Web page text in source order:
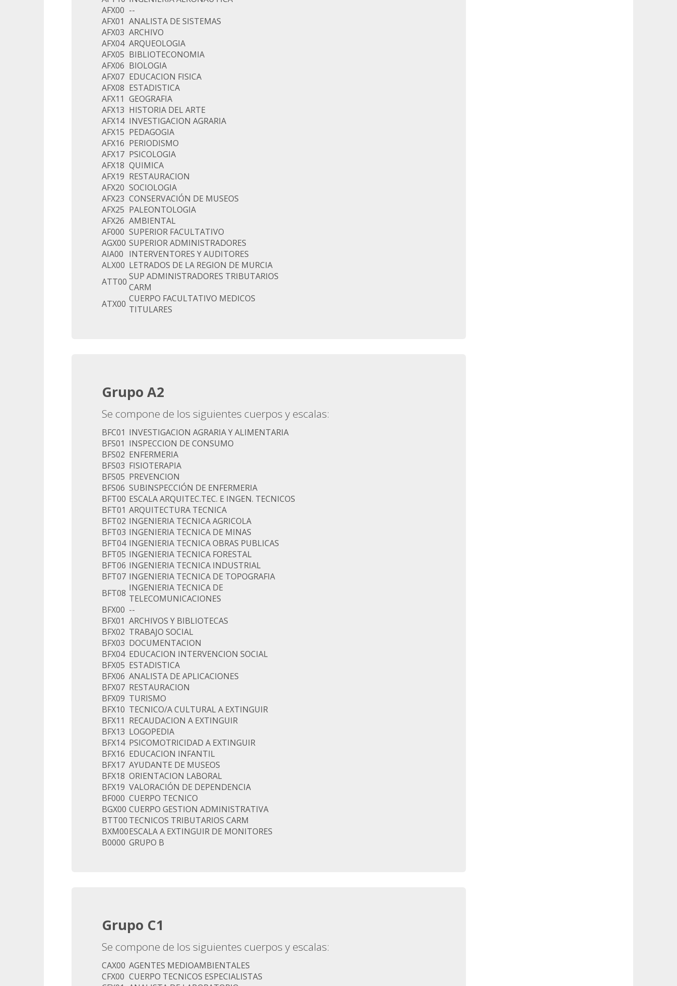
AFX00 --
AFX01 ANALISTA DE SISTEMAS
AFX03 ARCHIVO
AFX04 ARQUEOLOGIA
AFX05 BIBLIOTECONOMIA
AFX06 BIOLOGIA
AFX07 EDUCACION FISICA
AFX08 ESTADISTICA
AFX11 GEOGRAFIA
AFX13 HISTORIA DEL ARTE
AFX14 INVESTIGACION AGRARIA
AFX15 PEDAGOGIA
AFX16 PERIODISMO
AFX17 PSICOLOGIA
AFX18 QUIMICA
AFX19 RESTAURACION
AFX20 SOCIOLOGIA
AFX23 CONSERVACIÓN DE MUSEOS
AFX25 PALEONTOLOGIA
AFX26 AMBIENTAL
AF000 SUPERIOR FACULTATIVO
AGX00 SUPERIOR ADMINISTRADORES
AIA00 INTERVENTORES Y AUDITORES
ALX00 LETRADOS DE LA REGION DE MURCIA
ATT00 SUP ADMINISTRADORES TRIBUTARIOS
CARM
ATX00 CUERPO FACULTATIVO MEDICOS
TITULARES
Grupo A2
Se compone de los siguientes cuerpos y escalas:
BFC01 INVESTIGACION AGRARIA Y ALIMENTARIA
BFS01 INSPECCION DE CONSUMO
BFS02 ENFERMERIA
BFS03 FISIOTERAPIA
BFS05 PREVENCION
BFS06 SUBINSPECCIÓN DE ENFERMERIA
BFT00 ESCALA ARQUITEC.TEC. E INGEN. TECNICOS
BFT01 ARQUITECTURA TECNICA
BFT02 INGENIERIA TECNICA AGRICOLA
BFT03 INGENIERIA TECNICA DE MINAS
BFT04 INGENIERIA TECNICA OBRAS PUBLICAS
BFT05 INGENIERIA TECNICA FORESTAL
BFT06 INGENIERIA TECNICA INDUSTRIAL
BFT07 INGENIERIA TECNICA DE TOPOGRAFIA
BFT08 INGENIERIA TECNICA DE
TELECOMUNICACIONES
BFX00 --
BFX01 ARCHIVOS Y BIBLIOTECAS
BFX02 TRABAJO SOCIAL
BFX03 DOCUMENTACION
BFX04 EDUCACION INTERVENCION SOCIAL
BFX05 ESTADISTICA
BFX06 ANALISTA DE APLICACIONES
BFX07 RESTAURACION
BFX09 TURISMO
BFX10 TECNICO/A CULTURAL A EXTINGUIR
BFX11 RECAUDACION A EXTINGUIR
BFX13 LOGOPEDIA
BFX14 PSICOMOTRICIDAD A EXTINGUIR
BFX16 EDUCACION INFANTIL
BFX17 AYUDANTE DE MUSEOS
BFX18 ORIENTACION LABORAL
BFX19 VALORACIÓN DE DEPENDENCIA
BF000 CUERPO TECNICO
BGX00 CUERPO GESTION ADMINISTRATIVA
BTT00 TECNICOS TRIBUTARIOS CARM
BXM00ESCALA A EXTINGUIR DE MONITORES
B0000 GRUPO B
Grupo C1
Se compone de los siguientes cuerpos y escalas:
CAX00 AGENTES MEDIOAMBIENTALES
CFX00 CUERPO TECNICOS ESPECIALISTAS